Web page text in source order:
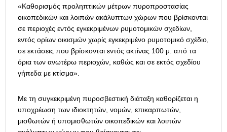
«Καθορισμός προληπτικών μέτρων πυροπροστασίας
οικοπεδικών και λοιπών ακάλυπτων χώρων που βρίσκονται
σε περιοχές εντός εγκεκριμένων ρυμοτομικών σχεδίων,
εντός ορίων οικισμών χωρίς εγκεκριμένο ρυμοτομικό σχέδιο,
σε εκτάσεις που βρίσκονται εντός ακτίνας 100 μ. από τα
όρια των ανωτέρω περιοχών, καθώς και σε εκτός σχεδίου
γήπεδα με κτίσμα».
Με τη συγκεκριμένη πυροσβεστική διάταξη καθορίζεται η
υποχρέωση των ιδιοκτητών, νομών, επικαρπωτών,
μισθωτών ή υπομισθωτών οικοπεδικών και λοιπών